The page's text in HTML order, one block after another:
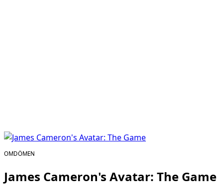
OMDÖMEN
James Cameron's Avatar: The Game